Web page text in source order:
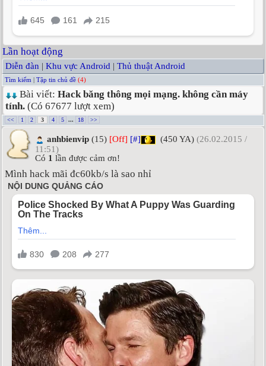
Lần hoạt động
Diễn đàn | Khu vực Android | Thủ thuật Android
Tìm kiếm | Tập tin chủ đề (4)
Bài viết: Hack băng thông mọi mạng. không cần máy
tính. (Có 67677 lượt xem)
<< 1 2 3 4 5 ... 18 >>
anhbienvip (15) [Off] [#] (450 YA) (26.02.2015 /
11:51)
Có 1 lần được cảm ơn!
Mình hack mãi đc60kb/s là sao nhỉ